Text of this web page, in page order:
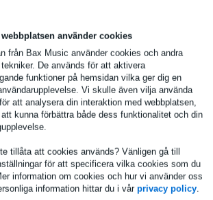
webbplatsen använder cookies
från Bax Music använder cookies och andra
De används för att aktivera
funktioner på hemsidan vilka ger dig en
Vi skulle även vilja använda
att analysera din interaktion med webbplatsen,
kunna förbättra både dess funktionalitet och din
tillåta att cookies används? Vänligen gå till
för att specificera vilka cookies som du
information om cookies och hur vi använder oss
information hittar du i vår privacy policy.
pris 11 782,00 kr 11 701,00 kr
I lager
lägg till i varukorg
Gen. 4 Metallic Grey
högtalare med prestanda, USB
batteri